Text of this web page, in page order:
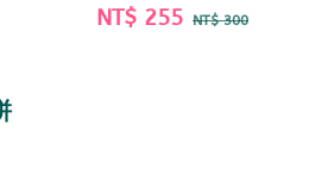
Sale
NT$ 255 Regular
NT$ 300